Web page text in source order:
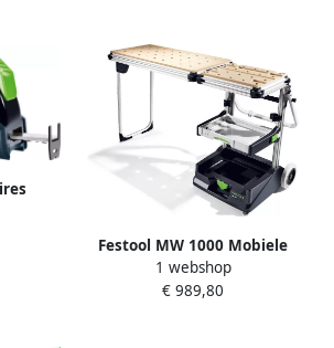
Festool MW 1000 Mobiele
Werkplaats 203802
1 webshop
€ 989,80